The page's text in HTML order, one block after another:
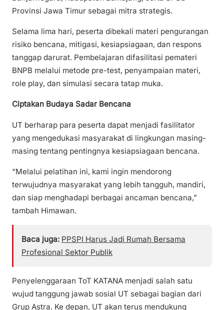
Provinsi Jawa Timur sebagai mitra strategis.
Selama lima hari, peserta dibekali materi pengurangan
risiko bencana, mitigasi, kesiapsiagaan, dan respons
tanggap darurat. Pembelajaran difasilitasi pemateri
BNPB melalui metode pre-test, penyampaian materi,
role play, dan simulasi secara tatap muka.
Ciptakan Budaya Sadar Bencana
UT berharap para peserta dapat menjadi fasilitator
yang mengedukasi masyarakat di lingkungan masing-
masing tentang pentingnya kesiapsiagaan bencana.
“Melalui pelatihan ini, kami ingin mendorong
terwujudnya masyarakat yang lebih tangguh, mandiri,
dan siap menghadapi berbagai ancaman bencana,”
tambah Himawan.
Baca juga: PPSPI Harus Jadi Rumah Bersama
Profesional Sektor Publik
Penyelenggaraan ToT KATANA menjadi salah satu
wujud tanggung jawab sosial UT sebagai bagian dari
Grup Astra. Ke depan, UT akan terus mendukung